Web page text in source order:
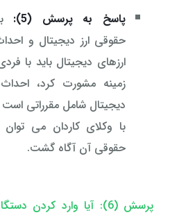
پاسخ به پرسش (5):
حقوقی ارز دیجیتال و
ارزهای دیجیتال باید با
زمینه مشورت کرد،
دیجیتال شامل مقرراتی است
با وکلای کاردان می توان
حقوقی آن آگاه گشت.
پرسش (6): آیا وارد کردن